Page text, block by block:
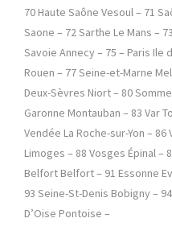
70 Haute Saône Vesoul – 71
Saone – 72 Sarthe Le Mans –
Savoie Annecy – 75 – Paris Ile
Rouen – 77 Seine-et-Marne
Deux-Sèvres Niort – 80
Garonne Montauban – 83 Var
Vendée La Roche-sur-Yon –
Limoges – 88 Vosges Épinal –
Belfort Belfort – 91 Essonne
93 Seine-St-Denis Bobigny –
D’Oise Pontoise –